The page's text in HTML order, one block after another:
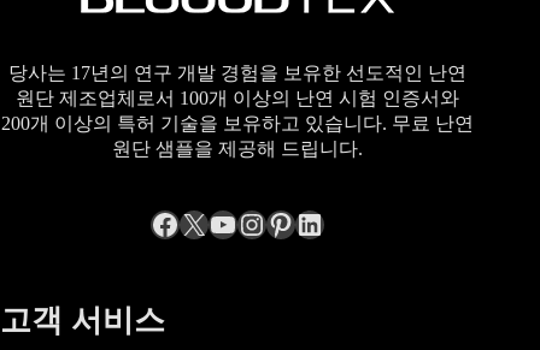
당사는 17년의 연구 개발 경험을 보유한 선도적인 난연
원단 제조업체로서 100개 이상의 난연 시험 인증서와
200개 이상의 특허 기술을 보유하고 있습니다. 무료 난연
원단 샘플을 제공해 드립니다.
Facebook
엑스YouTube
Instagram
Pinterest
LinkedIn
고객 서비스